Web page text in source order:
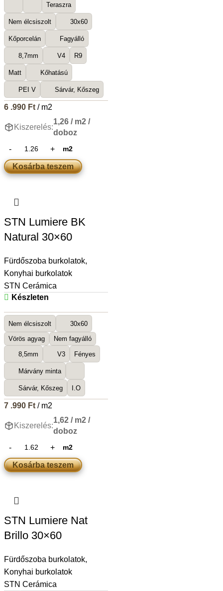
Teraszra
Nem élcsiszolt 30x60
Kőporcelán Fagyálló
8,7mm V4 R9
Matt Kőhatású
PEI V Sárvár, Kőszeg
6 .990 Ft/ m2
Kiszerelés:
1,26 / m2 /
doboz
m2
Kosárba teszem
STN Lumiere BK
Natural 30×60
Fürdőszoba burkolatok,
Konyhai burkolatok
STN Cerámica
Készleten
Nem élcsiszolt 30x60
Vörös agyag Nem fagyálló
8,5mm V3 Fényes
Márvány minta
Sárvár, Kőszeg I.O
7 .990 Ft/ m2
Kiszerelés:
1,62 / m2 /
doboz
m2
Kosárba teszem
STN Lumiere Nat
Brillo 30×60
Fürdőszoba burkolatok,
Konyhai burkolatok
STN Cerámica